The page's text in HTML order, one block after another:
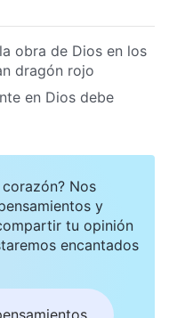
obra de Dios en los
dragón rojo
en Dios debe
Nos
y
tu opinión
encantados